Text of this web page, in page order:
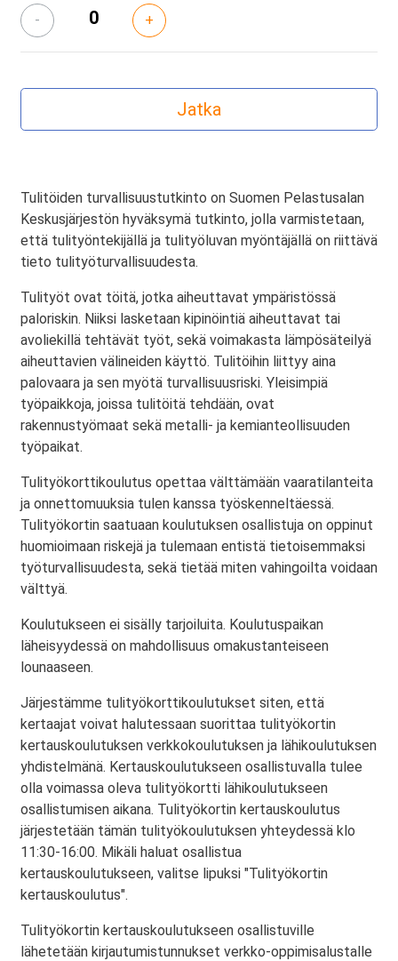
- +
Tulitöiden turvallisuustutkinto on Suomen Pelastusalan
Keskusjärjestön hyväksymä tutkinto, jolla varmistetaan,
että tulityöntekijällä ja tulityöluvan myöntäjällä on riittävä
tieto tulityöturvallisuudesta.
Tulityöt ovat töitä, jotka aiheuttavat ympäristössä
paloriskin. Niiksi lasketaan kipinöintiä aiheuttavat tai
avoliekillä tehtävät työt, sekä voimakasta lämpösäteilyä
aiheuttavien välineiden käyttö. Tulitöihin liittyy aina
palovaara ja sen myötä turvallisuusriski. Yleisimpiä
työpaikkoja, joissa tulitöitä tehdään, ovat
rakennustyömaat sekä metalli- ja kemianteollisuuden
työpaikat.
Tulityökorttikoulutus opettaa välttämään vaaratilanteita
ja onnettomuuksia tulen kanssa työskenneltäessä.
Tulityökortin saatuaan koulutuksen osallistuja on oppinut
huomioimaan riskejä ja tulemaan entistä tietoisemmaksi
työturvallisuudesta, sekä tietää miten vahingoilta voidaan
välttyä.
Koulutukseen ei sisälly tarjoiluita. Koulutuspaikan
läheisyydessä on mahdollisuus omakustanteiseen
lounaaseen.
Järjestämme tulityökorttikoulutukset siten, että
kertaajat voivat halutessaan suorittaa tulityökortin
kertauskoulutuksen verkkokoulutuksen ja lähikoulutuksen
yhdistelmänä. Kertauskoulutukseen osallistuvalla tulee
olla voimassa oleva tulityökortti lähikoulutukseen
osallistumisen aikana. Tulityökortin kertauskoulutus
järjestetään tämän tulityökoulutuksen yhteydessä klo
11:30-16:00. Mikäli haluat osallistua
kertauskoulutukseen, valitse lipuksi "Tulityökortin
kertauskoulutus".
Tulityökortin kertauskoulutukseen osallistuville
lähetetään kirjautumistunnukset verkko-oppimisalustalle